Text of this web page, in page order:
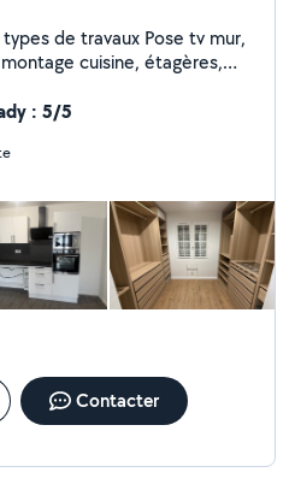
travaux Pose tv mur,
cuisine, étagères,
Je suis doué de mes mains
ou une partie des week-
de mon activité. À
: 5/5
Contacter